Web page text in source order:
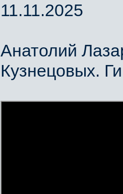
11.11.2025
Анатолий
Кузнецовых.